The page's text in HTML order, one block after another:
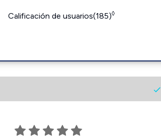
Calificación de usuarios(185)◊